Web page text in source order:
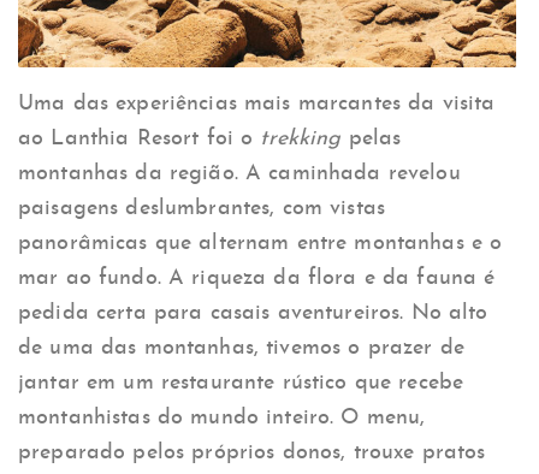
Uma das experiências mais marcantes da visita
ao Lanthia Resort foi o trekking pelas
montanhas da região. A caminhada revelou
paisagens deslumbrantes, com vistas
panorâmicas que alternam entre montanhas e o
mar ao fundo. A riqueza da flora e da fauna é
pedida certa para casais aventureiros. No alto
de uma das montanhas, tivemos o prazer de
jantar em um restaurante rústico que recebe
montanhistas do mundo inteiro. O menu,
preparado pelos próprios donos, trouxe pratos